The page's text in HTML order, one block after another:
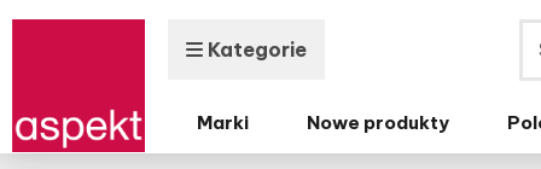
Kategorie
Marki Nowe produkty